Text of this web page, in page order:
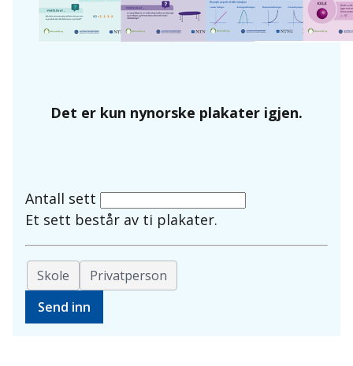
Det er kun nynorske plakater igjen.
Antall sett
Et sett består av ti plakater.
Skole Privatperson